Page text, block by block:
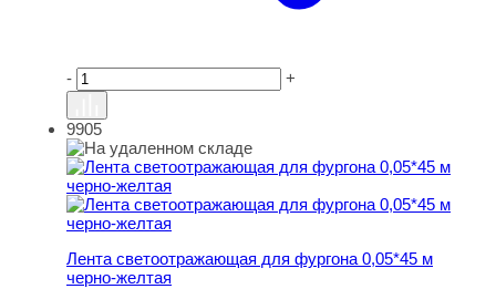
- +
Лента светоотражающая для фургона 0,05*45 м черно-
9905
Лента светоотражающая для фургона 0,05*45 м
черно-желтая